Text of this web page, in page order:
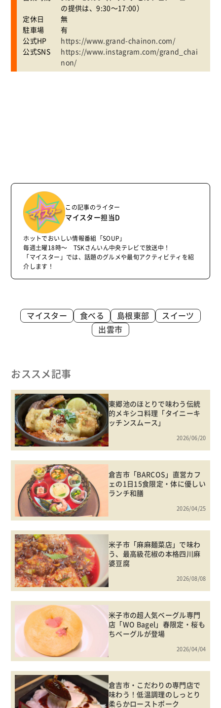
の提供は、9:30～17:00）
定休日
無
駐車場
有
公式HP
https://www.grand-chainon.com/
公式SNS
https://www.instagram.com/grand_chai
non/
この記事のライター
マイスター担当D
ホットでおいしい情報番組「SOUP」
毎週土曜18時～ TSKさんいん中央テレビで放送中！
「マイスター」では、話題のグルメや最旬アクティビティを紹
介します！
マイスター 食べる 島根東部
スイーツ
出雲市
おススメ記事
東郷池のほとりで味わう伝統
的メキシコ料理「タイニーキ
ッチンスムース」
2026/06/20
倉吉市「BARCOS」直営カフ
ェの1日15食限定・体に優しい
ランチ和膳
2026/04/25
米子市「麻麻麺菜店」で味わ
う、最高級花椒の本格四川麻
婆豆腐
2026/08/08
米子市の超人気ベーグル専門
店「WO Bagel」春限定・桜も
ちベーグルが登場
2026/04/04
倉吉市・こだわりの専門店で
味わう！低温調理のしっとり
柔らかローストポーク